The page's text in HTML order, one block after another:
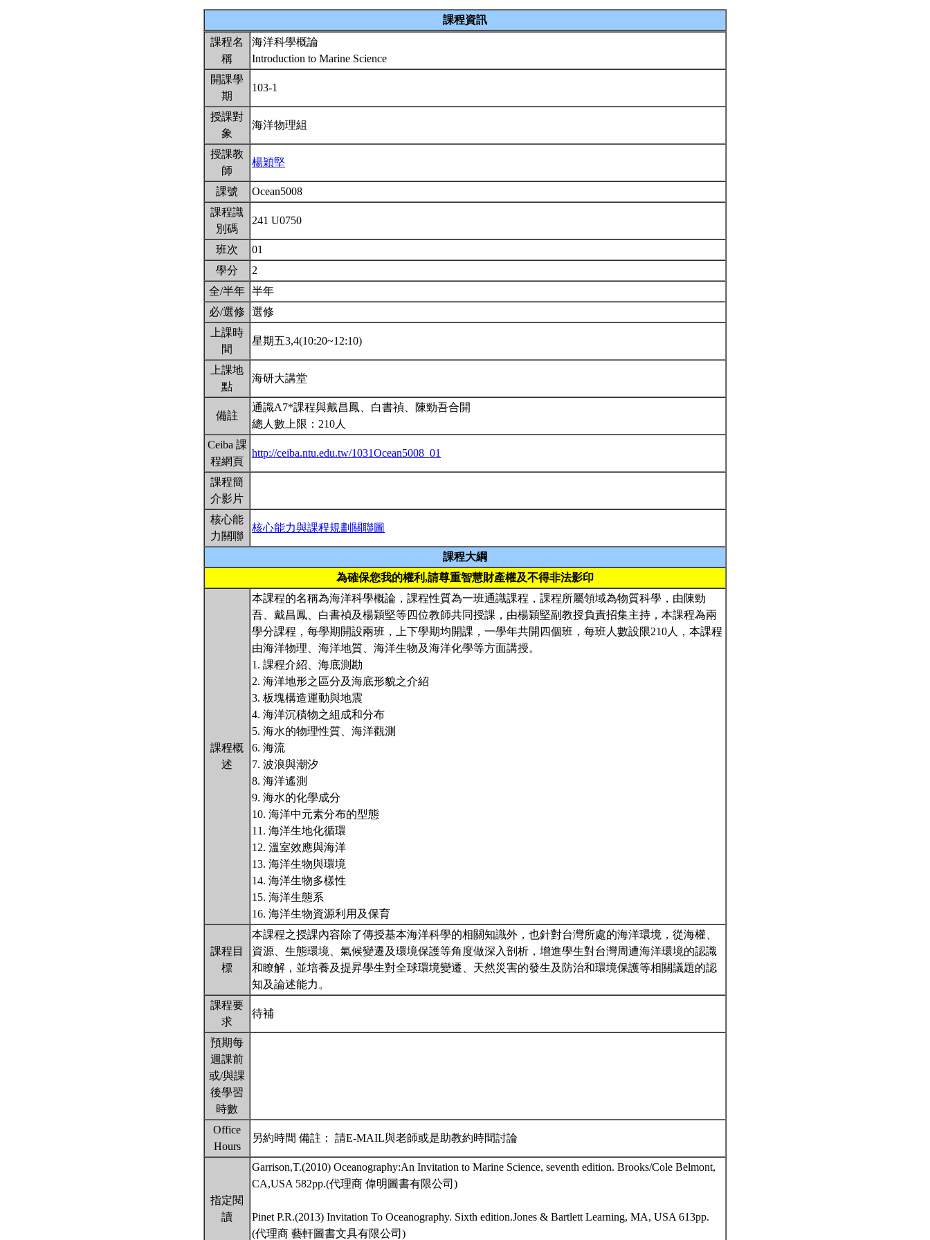
課程資訊
課程名
稱
海洋科學概論
Introduction to Marine Science
開課學
期
103-1
授課對
象
海洋物理組
授課教
師
楊穎堅
課號
Ocean5008
課程識
別碼
241 U0750
班次
01
學分
2
全/半年 半年
必/選修
選修
上課時
間
星期五3,4(10:20~12:10)
上課地
點
海研大講堂
備註
通識A7*課程與戴昌鳳、白書禎、陳勁吾合開
總人數上限：210人
Ceiba 課
程網頁
http://ceiba.ntu.edu.tw/1031Ocean5008_01
課程簡
介影片
核心能
力關聯
核心能力與課程規劃關聯圖
課程大綱
為確保您我的權利,請尊重智慧財產權及不得非法影印
課程概
述
本課程的名稱為海洋科學概論，課程性質為一班通識課程，課程所屬領域為物質科學，由陳勁
吾、戴昌鳳、白書禎及楊穎堅等四位教師共同授課，由楊穎堅副教授負責招集主持，本課程為兩
學分課程，每學期開設兩班，上下學期均開課，一學年共開四個班，每班人數設限210人，本課程
由海洋物理、海洋地質、海洋生物及海洋化學等方面講授。
1. 課程介紹、海底測勘
2. 海洋地形之區分及海底形貌之介紹
3. 板塊構造運動與地震
4. 海洋沉積物之組成和分布
5. 海水的物理性質、海洋觀測
6. 海流
7. 波浪與潮汐
8. 海洋遙測
9. 海水的化學成分
10. 海洋中元素分布的型態
11. 海洋生地化循環
12. 溫室效應與海洋
13. 海洋生物與環境
14. 海洋生物多樣性
15. 海洋生態系
16. 海洋生物資源利用及保育
課程目
標
本課程之授課內容除了傳授基本海洋科學的相關知識外，也針對台灣所處的海洋環境，從海權、
資源、生態環境、氣候變遷及環境保護等角度做深入剖析，增進學生對台灣周遭海洋環境的認識
和瞭解，並培養及提昇學生對全球環境變遷、天然災害的發生及防治和環境保護等相關議題的認
知及論述能力。
課程要
求
待補
預期每
週課前
或/與課
後學習
時數
Office
Hours
另約時間 備註： 請E-MAIL與老師或是助教約時間討論
指定閱
讀
Garrison,T.(2010) Oceanography:An Invitation to Marine Science, seventh edition. Brooks/Cole Belmont,
CA,USA 582pp.(代理商 偉明圖書有限公司)
Pinet P.R.(2013) Invitation To Oceanography. Sixth edition.Jones & Bartlett Learning, MA, USA 613pp.
(代理商 藝軒圖書文具有限公司)